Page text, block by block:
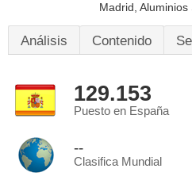
Madrid, Aluminios
Análisis Contenido
129.153
Puesto en España
--
Clasifica Mundial